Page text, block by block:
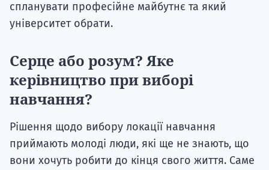
спланувати професійне майбутнє та який
університет обрати.
Серце або розум? Яке
керівництво при виборі
навчання?
Рішення щодо вибору локації навчання
приймають молоді люди, які ще не знають, що
вони хочуть робити до кінця свого життя. Саме